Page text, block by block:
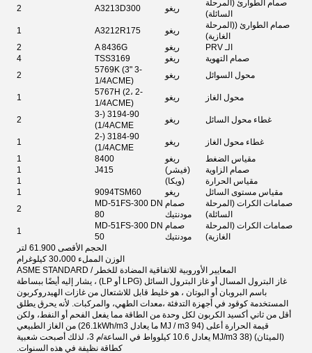
صمام الطوارئ (المرحلة
السائلة)
ريغو A3213D300
2
صمام الطوارئ ((المرحلة
الغازية)
ريغو A3212R175
1
الـ PRV
ريغو A 8436G
2
صمام التهوية
ريغو TSS3169
4
محول السوائل
ريغو
5769K (3" 3-
1/4ACME)
2
محول الغاز ريغو
5767H (2، 2-
1/4ACME)
1
غطاء محول السائل ريغو
3194-90 (3-
1/4ACME)
2
غطاء محول الغاز ريغو
3184-90 (2-
1/4ACME)
1
مقياس الضغط
ريغو 8400
1
صمام الزاوية
(فيشر) J415
1
مقياس الحرارة
(ويكا)
1
مقياس مستوى السائل
ريغو 9094TSM60
1
صمامات الكرات (المرحلة
السائلة)
صمام
مودنتيك
MD-51FS-300 DN
80
2
صمامات الكرات (المرحلة
الغازية)
صمام
مودنتيك
MD-51FS-300 DN
50
1
الحجم الأقصى 61.900 لتر
الوزن المملء 30،000 كيلوغرام
المعايير الأوروبية للاتفاقية المضادة للخطر / ASME STANDARD
غاز البترول المسال أو غاز البترول السائل (LPG أو LP) ، يشار إليه أيضًا ببساطة
باسم البروبان أو البوتان ، هو خليط قابل للاشتعال من غازات الهيدروكربون
المستخدمة كوقود في أجهزة التدفئة ،معدات الطهي، والمركبات. لأنه يحرق يطلق
أقل من ثاني أكسيد الكربون لكل وحدة من الطاقة مما يفعل الفحم أو النفط، ولكن
قيمة الحرارة أعلى (94 MJ / m3 ما يعادل 26.1kWh/m3) من الغاز الطبيعي
(الميثان) (38 MJ/m3 يعادل 10.6 كيلوواط في الساعة/م 3، لذلك أصبحت شعبية
كطاقة نظيفة في هذه السنوات.